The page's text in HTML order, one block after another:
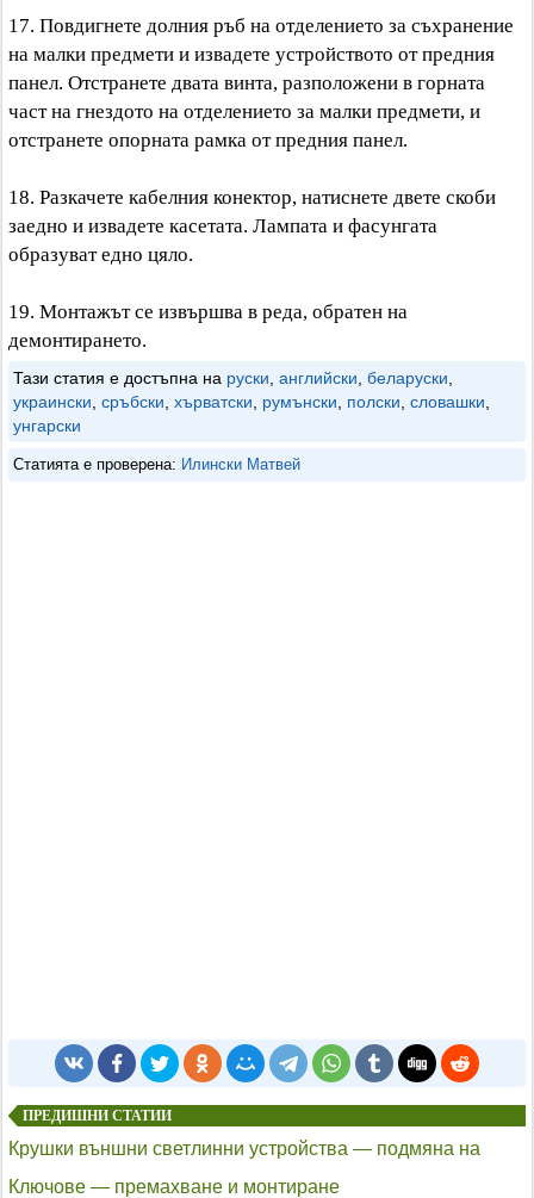
17. Повдигнете долния ръб на отделението за съхранение
на малки предмети и извадете устройството от предния
панел. Отстранете двата винта, разположени в горната
част на гнездото на отделението за малки предмети, и
отстранете опорната рамка от предния панел.
18. Разкачете кабелния конектор, натиснете двете скоби
заедно и извадете касетата. Лампата и фасунгата
образуват едно цяло.
19. Монтажът се извършва в реда, обратен на
демонтирането.
Тази статия е достъпна на руски английски беларуски
украински сръбски хърватски румънски полски словашки
унгарски
Статията е проверена: Илински Матвей
ПРЕДИШНИ СТАТИИ
Крушки външни светлинни устройства — подмяна на
Ключове — премахване и монтиране